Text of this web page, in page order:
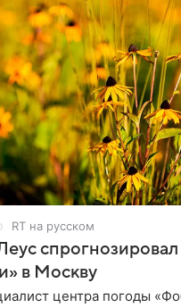
RT на русском
в Москву
центра погоды